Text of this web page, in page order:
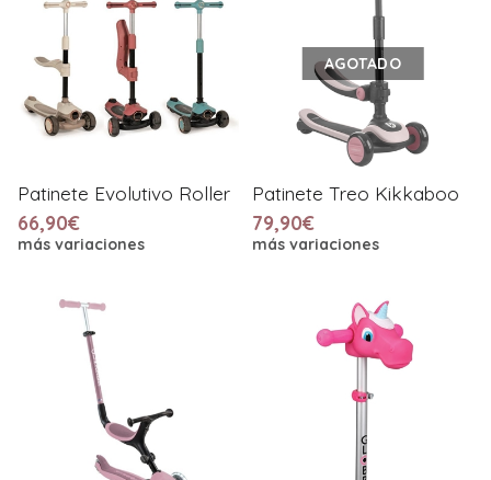
Patinete Evolutivo Roller
66,90€
más variaciones
AGOTADO
Patinete Treo Kikkaboo
79,90€
más variaciones